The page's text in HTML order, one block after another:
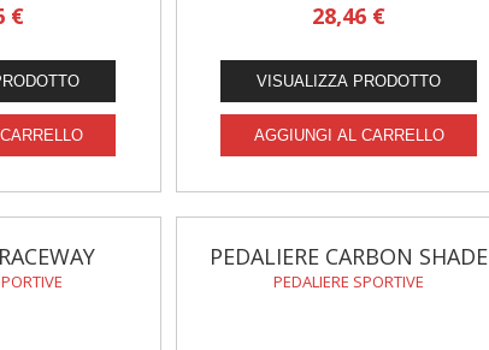
€ 28,46 €
PEDALIERE CARBON SHADE
PEDALIERE SPORTIVE